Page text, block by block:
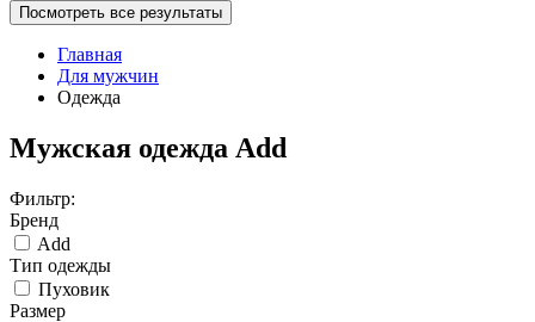
Посмотреть все результаты
Главная
Для мужчин
Одежда
Мужская одежда Add
Фильтр:
Бренд
Add
Тип одежды
Пуховик
Размер